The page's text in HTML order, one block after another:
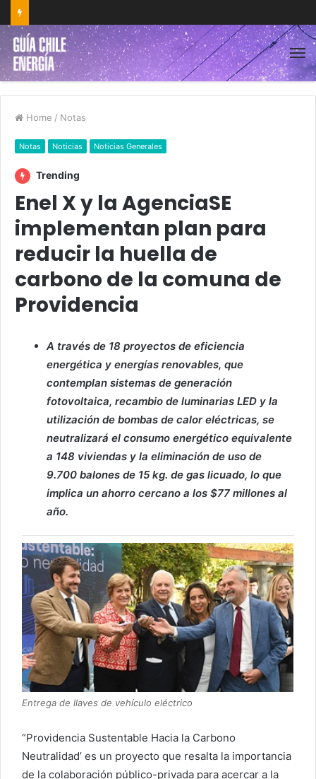
Home / Notas
Notas Noticias Noticias Generales
Trending
Enel X y la AgenciaSE
implementan plan para
reducir la huella de
carbono de la comuna de
Providencia
A través de 18 proyectos de eficiencia
energética y energías renovables, que
contemplan sistemas de generación
fotovoltaica, recambio de luminarias LED y la
utilización de bombas de calor eléctricas, se
neutralizará el consumo energético equivalente
a 148 viviendas y la eliminación de uso de
9.700 balones de 15 kg. de gas licuado, lo que
implica un ahorro cercano a los $77 millones al
año.
Entrega de llaves de vehículo eléctrico
“Providencia Sustentable Hacia la Carbono
Neutralidad’ es un proyecto que resalta la importancia
de la colaboración público-privada para acercar a la